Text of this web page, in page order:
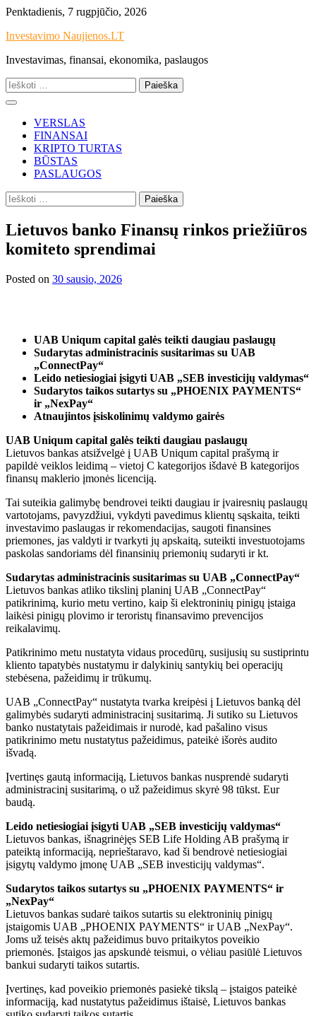
Skip
content
Penktadienis, 7 rugpjūčio, 2026
Investavimo Naujienos.LT
Investavimas, finansai, ekonomika, paslaugos
Ieškoti:
VERSLAS
FINANSAI
KRIPTO TURTAS
BŪSTAS
PASLAUGOS
Ieškoti:
Lietuvos banko Finansų rinkos priežiūros
komiteto sprendimai
Posted on 30 sausio, 2026
UAB Uniqum capital galės teikti daugiau paslaugų
Sudarytas administracinis susitarimas su UAB
„ConnectPay“
Leido netiesiogiai įsigyti UAB „SEB investicijų valdymas“
Sudarytos taikos sutartys su „PHOENIX PAYMENTS“
ir „NexPay“
Atnaujintos įsiskolinimų valdymo gairės
UAB Uniqum capital galės teikti daugiau paslaugų
Lietuvos bankas atsižvelgė į UAB Uniqum capital prašymą ir
papildė veiklos leidimą – vietoj C kategorijos išdavė B kategorijos
finansų maklerio įmonės licenciją.
Tai suteikia galimybę bendrovei teikti daugiau ir įvairesnių paslaugų
vartotojams, pavyzdžiui, vykdyti pavedimus klientų sąskaita, teikti
investavimo paslaugas ir rekomendacijas, saugoti finansines
priemones, jas valdyti ir tvarkyti jų apskaitą, suteikti investuotojams
paskolas sandoriams dėl finansinių priemonių sudaryti ir kt.
Sudarytas administracinis susitarimas su UAB „ConnectPay“
Lietuvos bankas atliko tikslinį planinį UAB „ConnectPay“
patikrinimą, kurio metu vertino, kaip ši elektroninių pinigų įstaiga
laikėsi pinigų plovimo ir teroristų finansavimo prevencijos
reikalavimų.
Patikrinimo metu nustatyta vidaus procedūrų, susijusių su sustiprintu
kliento tapatybės nustatymu ir dalykinių santykių bei operacijų
stebėsena, pažeidimų ir trūkumų.
UAB „ConnectPay“ nustatyta tvarka kreipėsi į Lietuvos banką dėl
galimybės sudaryti administracinį susitarimą. Ji sutiko su Lietuvos
banko nustatytais pažeidimais ir nurodė, kad pašalino visus
patikrinimo metu nustatytus pažeidimus, pateikė išorės audito
išvadą.
Įvertinęs gautą informaciją, Lietuvos bankas nusprendė sudaryti
administracinį susitarimą, o už pažeidimus skyrė 98 tūkst. Eur
baudą.
Leido netiesiogiai įsigyti UAB „SEB investicijų valdymas“
Lietuvos bankas, išnagrinėjęs SEB Life Holding AB prašymą ir
pateiktą informaciją, neprieštaravo, kad ši bendrovė netiesiogiai
įsigytų valdymo įmonę UAB „SEB investicijų valdymas“.
Sudarytos taikos sutartys su „PHOENIX PAYMENTS“ ir
„NexPay“
Lietuvos bankas sudarė taikos sutartis su elektroninių pinigų
įstaigomis UAB „PHOENIX PAYMENTS“ ir UAB „NexPay“.
Joms už teisės aktų pažeidimus buvo pritaikytos poveikio
priemonės. Įstaigos jas apskundė teismui, o vėliau pasiūlė Lietuvos
bankui sudaryti taikos sutartis.
Įvertinęs, kad poveikio priemonės pasiekė tikslą – įstaigos pateikė
informaciją, kad nustatytus pažeidimus ištaisė, Lietuvos bankas